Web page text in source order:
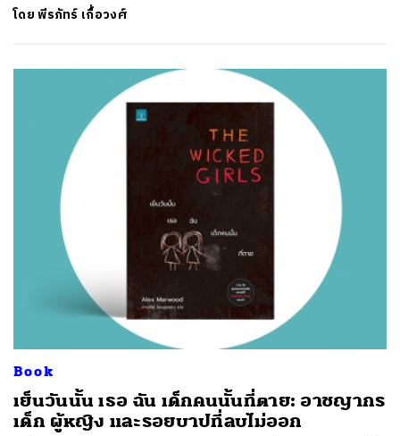
โดยพีรภัทร์ เกื้อวงศ์
Book
เย็นวันนั้น เธอ ฉัน เด็กคนนั้นที่ตาย: อาชญากร
เด็ก ผู้หญิง และรอยบาปที่ลบไม่ออก